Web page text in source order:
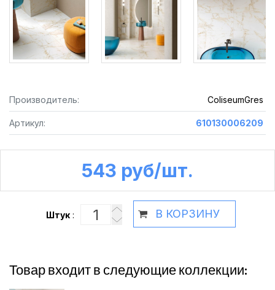
Производитель: ColiseumGres
Артикул: 610130006209
543 руб /шт.
Штук: В КОРЗИНУ
Товар входит в следующие коллекции: